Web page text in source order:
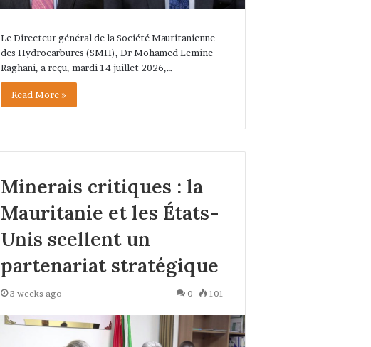
Le Directeur général de la Société Mauritanienne
des Hydrocarbures (SMH), Dr Mohamed Lemine
Raghani, a reçu, mardi 14 juillet 2026,…
Read More »
Minerais critiques : la
Mauritanie et les États-
Unis scellent un
partenariat stratégique
3 weeks ago 0 101